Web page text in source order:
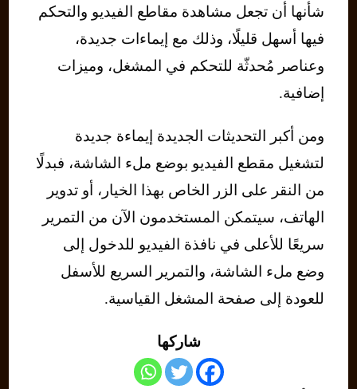
شأنها أن تجعل مشاهدة مقاطع الفيديو والتحكم
فيها أسهل قليلًا، وذلك مع إيماءات جديدة،
وعناصر مُحدثّة للتحكم في المشغل، وميزات
إضافية.
ومن أكبر التحديثات الجديدة إيماءة جديدة
لتشغيل مقطع الفيديو بوضع ملء الشاشة، فبدلًا
من النقر على الزر الخاص بهذا الخيار، أو تدوير
الهاتف، سيتمكن المستخدمون الآن من التمرير
سريعًا للأعلى في نافذة الفيديو للدخول إلى
وضع ملء الشاشة، والتمرير السريع للأسفل
للعودة إلى صفحة المشغل القياسية.
شاركها